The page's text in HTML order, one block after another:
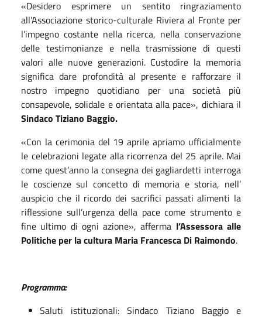
«Desidero esprimere un sentito ringraziamento
all’Associazione storico-culturale Riviera al Fronte per
l’impegno costante nella ricerca, nella conservazione
delle testimonianze e nella trasmissione di questi
valori alle nuove generazioni. Custodire la memoria
significa dare profondità al presente e rafforzare il
nostro impegno quotidiano per una società più
consapevole, solidale e orientata alla pace», dichiara il
Sindaco Tiziano Baggio.
«Con la cerimonia del 19 aprile apriamo ufficialmente
le celebrazioni legate alla ricorrenza del 25 aprile. Mai
come quest’anno la consegna dei gagliardetti interroga
le coscienze sul concetto di memoria e storia, nell’
auspicio che il ricordo dei sacrifici passati alimenti la
riflessione sull’urgenza della pace come strumento e
fine ultimo di ogni azione», afferma l’Assessora alle
Politiche per la cultura Maria Francesca Di Raimondo.
Programma:
Saluti istituzionali: Sindaco Tiziano Baggio e